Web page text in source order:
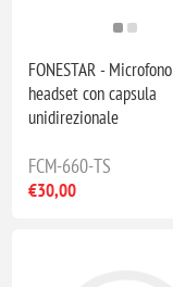
FONESTAR - Microfono
headset con capsula
unidirezionale
FCM-660-TS
€30,00